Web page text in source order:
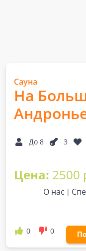
Сауна
На
До 8 3
Цена: 2500
О нас
0 0